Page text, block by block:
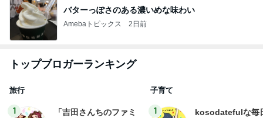
バターっぽさのある濃いめな味わい
Amebaトピックス 2日前
トップブロガーランキング
旅行
1
「吉田さんちのファミ
子育て
1
kosodatefulな毎